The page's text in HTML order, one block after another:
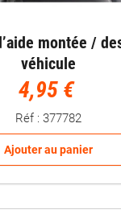
montée /
véhicule
4,95 €
Réf : 377782
Ajouter au panier